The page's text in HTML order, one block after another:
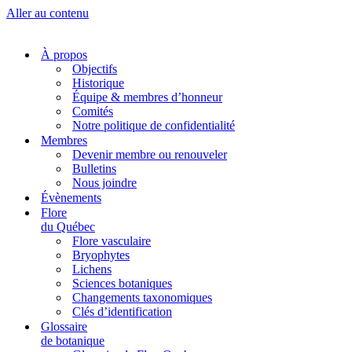
Aller au contenu
À propos
Objectifs
Historique
Équipe & membres d’honneur
Comités
Notre politique de confidentialité
Membres
Devenir membre ou renouveler
Bulletins
Nous joindre
Évènements
Flore
du Québec
Flore vasculaire
Bryophytes
Lichens
Sciences botaniques
Changements taxonomiques
Clés d’identification
Glossaire
de botanique